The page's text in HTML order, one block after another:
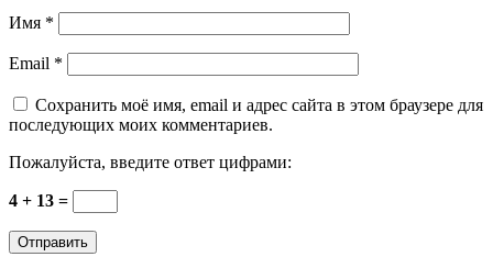
Имя *
Email *
Сохранить моё имя, email и адрес сайта в этом браузере для
последующих моих комментариев.
Пожалуйста, введите ответ цифрами:
4 + 13 =